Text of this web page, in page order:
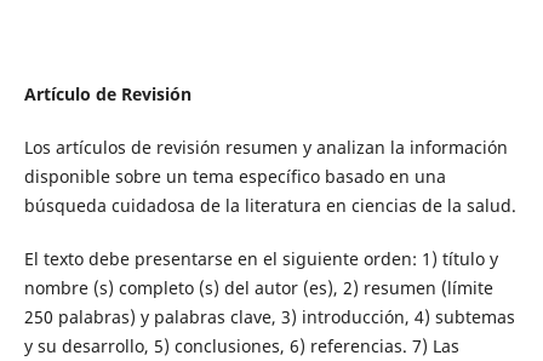
Artículo de Revisión
Los artículos de revisión resumen y analizan la información
disponible sobre un tema específico basado en una
búsqueda cuidadosa de la literatura en ciencias de la salud.
El texto debe presentarse en el siguiente orden: 1) título y
nombre (s) completo (s) del autor (es), 2) resumen (límite
250 palabras) y palabras clave, 3) introducción, 4) subtemas
y su desarrollo, 5) conclusiones, 6) referencias. 7) Las